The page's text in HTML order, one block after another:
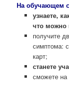
На обучающем
узнаете,
что можно
получите
симптома:
карт;
станете
сможете на